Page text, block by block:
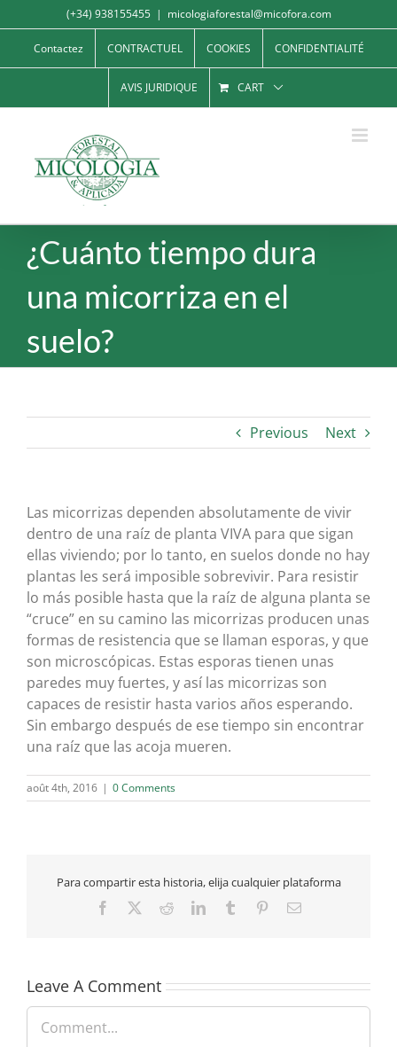
to
content
(+34) 938155455 | micologiaforestal@micofora.com
Contactez CONTRACTUEL COOKIES CONFIDENTIALITÉ
AVIS JURIDIQUE CART
¿Cuánto tiempo dura
una micorriza en el
suelo?
Previous Next
Las micorrizas dependen absolutamente de vivir
dentro de una raíz de planta VIVA para que sigan
ellas viviendo; por lo tanto, en suelos donde no hay
plantas les será imposible sobrevivir. Para resistir
lo más posible hasta que la raíz de alguna planta se
“cruce” en su camino las micorrizas producen unas
formas de resistencia que se llaman esporas, y que
son microscópicas. Estas esporas tienen unas
paredes muy fuertes, y así las micorrizas son
capaces de resistir hasta varios años esperando.
Sin embargo después de ese tiempo sin encontrar
una raíz que las acoja mueren.
août 4th, 2016 | 0 Comments
Para compartir esta historia, elija cualquier plataforma
Facebook RedditLinkedInTumblr PinterestEmail
Leave A Comment
Comment